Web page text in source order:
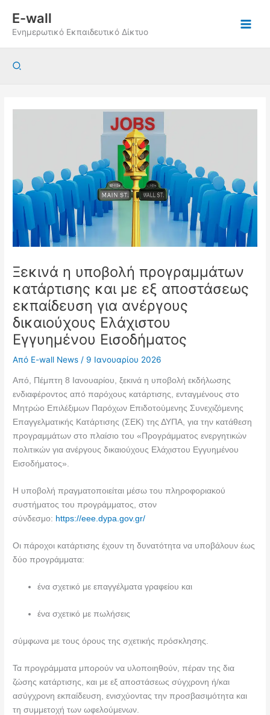
περιεχόμενο
E-wall
Ενημερωτικό Εκπαιδευτικό Δίκτυο
Αναζήτηση
Ξεκινά η υποβολή προγραμμάτων
κατάρτισης και με εξ αποστάσεως
εκπαίδευση για ανέργους
δικαιούχους Ελάχιστου
Εγγυημένου Εισοδήματος
Από E-wall News / 9 Ιανουαρίου 2026
Από, Πέμπτη 8 Ιανουαρίου, ξεκινά η υποβολή εκδήλωσης
ενδιαφέροντος από παρόχους κατάρτισης, ενταγμένους στο
Μητρώο Επιλέξιμων Παρόχων Επιδοτούμενης Συνεχιζόμενης
Επαγγελματικής Κατάρτισης (ΣΕΚ) της ΔΥΠΑ, για την κατάθεση
προγραμμάτων στο πλαίσιο του «Προγράμματος ενεργητικών
πολιτικών για ανέργους δικαιούχους Ελάχιστου Εγγυημένου
Εισοδήματος».
Η υποβολή πραγματοποιείται μέσω του πληροφοριακού
συστήματος του προγράμματος, στον
σύνδεσμο: https://eee.dypa.gov.gr/
Οι πάροχοι κατάρτισης έχουν τη δυνατότητα να υποβάλουν έως
δύο προγράμματα:
ένα σχετικό με επαγγέλματα γραφείου και
ένα σχετικό με πωλήσεις
σύμφωνα με τους όρους της σχετικής πρόσκλησης.
Τα προγράμματα μπορούν να υλοποιηθούν, πέραν της δια
ζώσης κατάρτισης, και με εξ αποστάσεως σύγχρονη ή/και
ασύγχρονη εκπαίδευση, ενισχύοντας την προσβασιμότητα και
τη συμμετοχή των ωφελούμενων.